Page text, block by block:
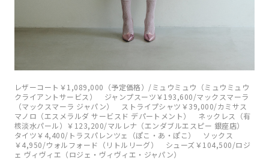
レザーコート￥1,089,000（予定価格）/ミュウミュウ（ミュウミュウ
クライアントサービス） ジャンプスーツ￥193,600/マックスマーラ
（マックスマーラ ジャパン） ストライプシャツ￥39,000/カミサス
マノロ（エスメラルダ サービスド デパートメント） ネックレス（有
核淡水パール）￥123,200/マルレナ（エンダブルエスピー 銀座店）
タイツ￥4,400/トラスパレンツェ（ぽこ・あ・ぽこ） ソックス
￥4,950/ウォルフォード（リトルリーグ） シューズ￥104,500/ロジ
ェ ヴィヴィエ（ロジェ・ヴィヴィエ・ジャパン）